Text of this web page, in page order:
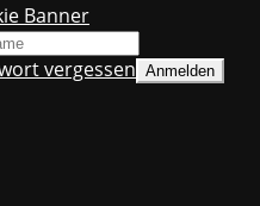
Banner
vergessen